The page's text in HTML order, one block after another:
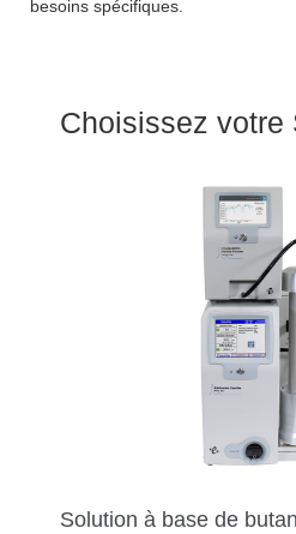
besoins spécifiques.
Choisissez
Solution à base de